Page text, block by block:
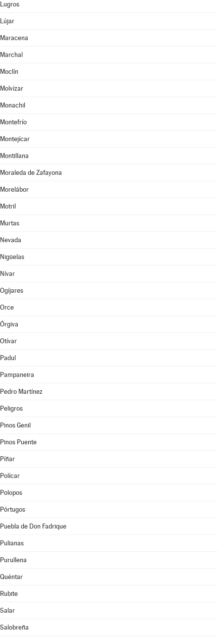
Lugros
Lújar
Maracena
Marchal
Moclín
Molvízar
Monachil
Montefrío
Montejícar
Montillana
Moraleda de Zafayona
Morelábor
Motril
Murtas
Nevada
Nigüelas
Nívar
Ogíjares
Orce
Órgiva
Otívar
Padul
Pampaneira
Pedro Martínez
Peligros
Pinos Genil
Pinos Puente
Píñar
Polícar
Polopos
Pórtugos
Puebla de Don Fadrique
Pulianas
Purullena
Quéntar
Rubite
Salar
Salobreña